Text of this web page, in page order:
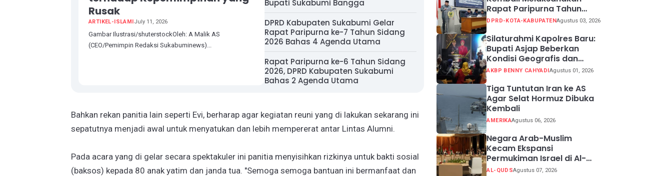
Rusak
ARTIKEL-ISLAMIJuly 11, 2026
Gambar Ilustrasi/shuterstockOleh: A Malik AS
(CEO/Pemimpin Redaksi Sukabuminews)...
Bupati Sukabumi Bangga
DPRD Kabupaten Sukabumi Gelar
Rapat Paripurna ke-7 Tahun Sidang
2026 Bahas 4 Agenda Utama
Rapat Paripurna ke-6 Tahun Sidang
2026, DPRD Kabupaten Sukabumi
Bahas 2 Agenda Utama
Bahkan rekan panitia lain seperti Evi, berharap agar kegiatan reuni yang di lakukan sekarang ini
sepatutnya menjadi awal untuk menyatukan dan lebih mempererat antar Lintas Alumni.
Pada acara yang di gelar secara spektakuler ini panitia menyisihkan rizkinya untuk bakti sosial
(baksos) kepada 80 anak yatim dan janda tua. "Semoga semoga bantuan ini bermanfaat dan
Rapat Paripurna Tahun
Sidang 2026
DPRD-KOTA-KABUPATENAgustus 03, 2026
Silaturahmi Kapolres Baru:
Bupati Asjap Beberkan
Kondisi Geografis dan
Potensi Kabupaten
AKBP BENNY CAHYADIAgustus 01, 2026
Tiga Tuntutan Iran ke AS
Agar Selat Hormuz Dibuka
Kembali
AMERIKAAgustus 06, 2026
Negara Arab-Muslim
Kecam Ekspansi
Permukiman Israel di Al-
Quds Timur
AL-QUDSAgustus 07, 2026